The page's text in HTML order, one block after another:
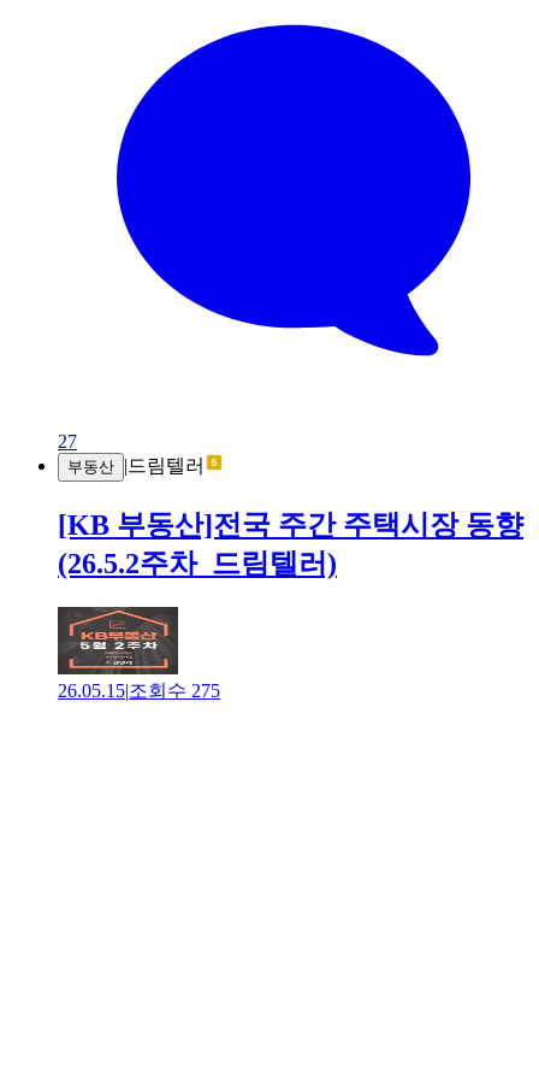
27
부동산 |드림텔러
[KB 부동산]전국 주간 주택시장 동향
(26.5.2주차_드림텔러)
26.05.15|조회수 275